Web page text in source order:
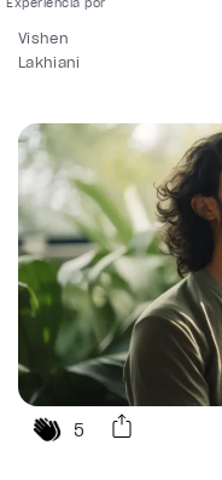
Vishen
Lakhiani
5